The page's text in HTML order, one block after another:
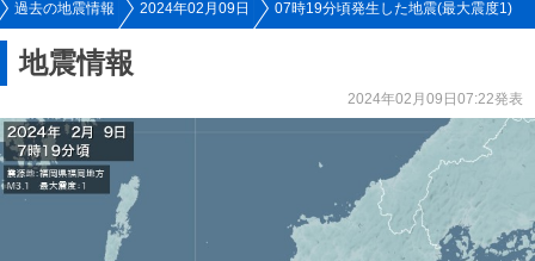
過去の地震情報 2024年02月09日 07時19分頃発生した地震(最大震度1)
地震情報
2024年02月09日07:22発表